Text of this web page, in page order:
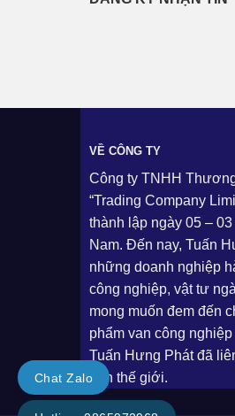
VỀ CÔNG TY
Công ty TNHH
“Trading Company
thành lập ngày 05 –
Nam. Đến nay, Tuấn
những doanh nghiệp
công nghiệp, vật tư
mong muốn đem đến
phẩm van công
Tuấn Hưng Phát đã
trên thế giới.
Chat Zalo